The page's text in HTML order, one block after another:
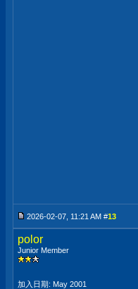
2026-02-07, 11:21 AM #13
polor
Junior Member
加入日期: May 2001